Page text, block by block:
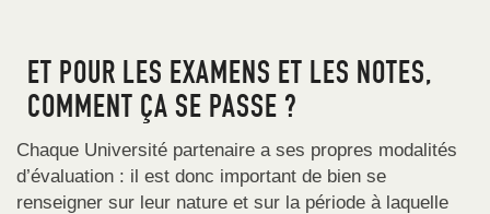
ET POUR LES EXAMENS ET LES NOTES,
COMMENT ÇA SE PASSE ?
Chaque Université partenaire a ses propres modalités
d’évaluation : il est donc important de bien se
renseigner sur leur nature et sur la période à laquelle